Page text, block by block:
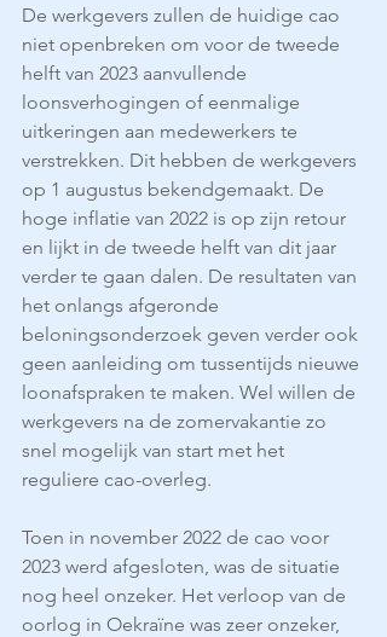
De werkgevers zullen de huidige cao
niet openbreken om voor de tweede
helft van 2023 aanvullende
loonsverhogingen of eenmalige
uitkeringen aan medewerkers te
verstrekken. Dit hebben de werkgevers
op 1 augustus bekendgemaakt. De
hoge inflatie van 2022 is op zijn retour
en lijkt in de tweede helft van dit jaar
verder te gaan dalen. De resultaten van
het onlangs afgeronde
beloningsonderzoek geven verder ook
geen aanleiding om tussentijds nieuwe
loonafspraken te maken. Wel willen de
werkgevers na de zomervakantie zo
snel mogelijk van start met het
reguliere cao-overleg.
Toen in november 2022 de cao voor
2023 werd afgesloten, was de situatie
nog heel onzeker. Het verloop van de
oorlog in Oekraïne was zeer onzeker,